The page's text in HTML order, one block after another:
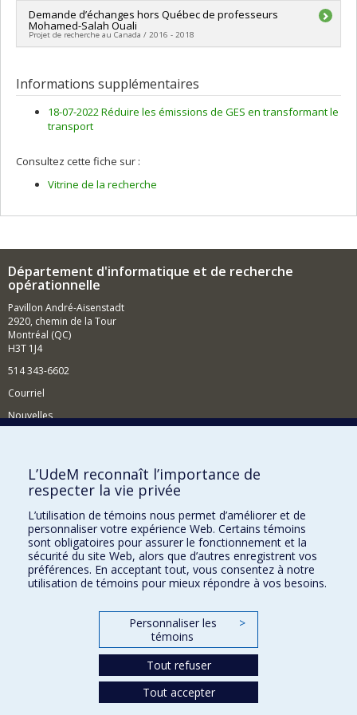
international relié aux regroupements stratégiques
Chercheur principal :Martin Trépanier
Sources de financement :FRQNT/Fonds de recherche du
Québec - Nature et technologies (FQRNT)
Demande d’échanges hors Québec de professeurs
Mohamed-Salah Ouali
Projet de recherche au Canada / 2016 - 2018
Sources de financement :FRQNT/Fonds de recherche du
Québec - Nature et technologies (FQRNT)
Programmes de subvention :PVXXXXXX-Échanges hors
Québec de professeurs
Informations supplémentaires
18-07-2022 Réduire les émissions de GES en transformant le
transport
Consultez cette fiche sur :
Vitrine de la recherche
Département d'informatique et de recherche
opérationnelle
Pavillon André-Aisenstadt
2920, chemin de la Tour
Montréal (QC)
H3T 1J4
514 343-6602
Courriel
Nouvelles
Comment soutenir le Département?
BESOIN D'AIDE?
Plan du site
Signaler une erreur
Accessibilité
FACULTÉ DES ARTS ET DES SCIENCES
Nos départements et écoles
L’UdeM reconnaît l’importance de
respecter la vie privée
L’utilisation de témoins nous permet d’améliorer et de
personnaliser votre expérience Web. Certains témoins
sont obligatoires pour assurer le fonctionnement et la
sécurité du site Web, alors que d’autres enregistrent vos
préférences. En acceptant tout, vous consentez à notre
utilisation de témoins pour mieux répondre à vos besoins.
Personnaliser les
témoins
>
Tout refuser
Tout accepter